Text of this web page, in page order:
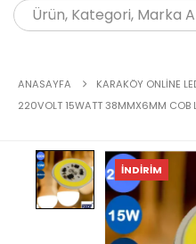
ANASAYFA
KARAKÖY ONLINE
220VOLT 15WATT 38MMX6MM COB
İNDIRIM